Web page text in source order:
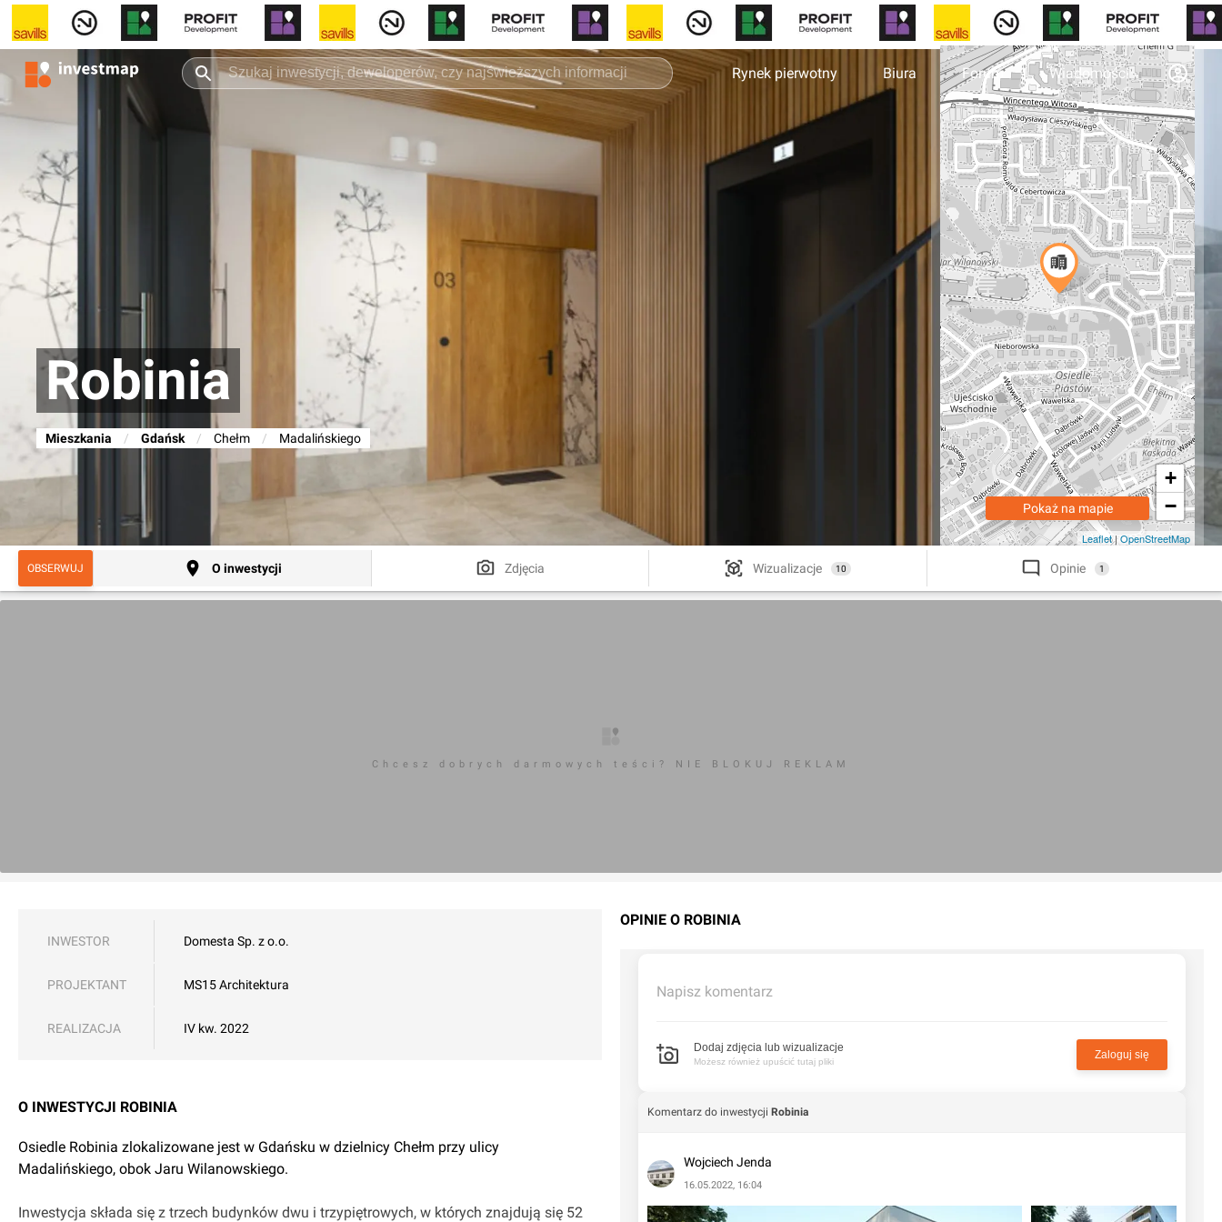
Rynek pierwotny Biura Forum Wiadomości
Robinia
Mieszkania / Gdańsk / Chełm / Madalińskiego
+
−
Leaflet|OpenStreetMap
Pokaż na mapie
OBSERWUJ O inwestycji Zdjęcia Wizualizacje 10 Opinie 1
Chcesz dobrych darmowych teści? NIE BLOKUJ REKLAM
INWESTOR Domesta Sp. z o.o.
PROJEKTANT MS15 Architektura
REALIZACJA IV kw. 2022
O INWESTYCJI ROBINIA
Osiedle Robinia zlokalizowane jest w Gdańsku w dzielnicy Chełm przy ulicy
Madalińskiego, obok Jaru Wilanowskiego.
Inwestycja składa się z trzech budynków dwu i trzypiętrowych, w których znajdują się 52
OPINIE O ROBINIA
Napisz komentarz
Dodaj zdjęcia lub wizualizacje
Możesz również upuścić tutaj pliki
Zaloguj się
Komentarz do inwestycji Robinia
Wojciech Jenda
16.05.2022, 16:04